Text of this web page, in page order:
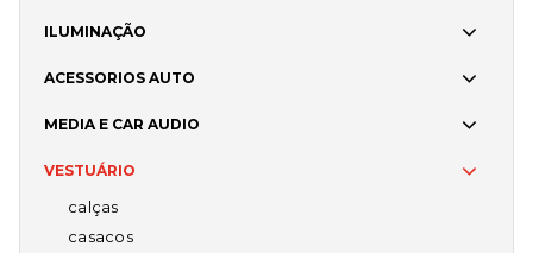
ILUMINAÇÃO
ACESSORIOS AUTO
MEDIA E CAR AUDIO
VESTUÁRIO
calças
casacos